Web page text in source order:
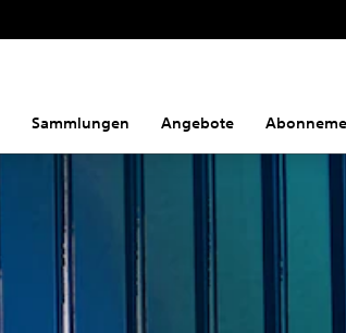
Sammlungen Angebote